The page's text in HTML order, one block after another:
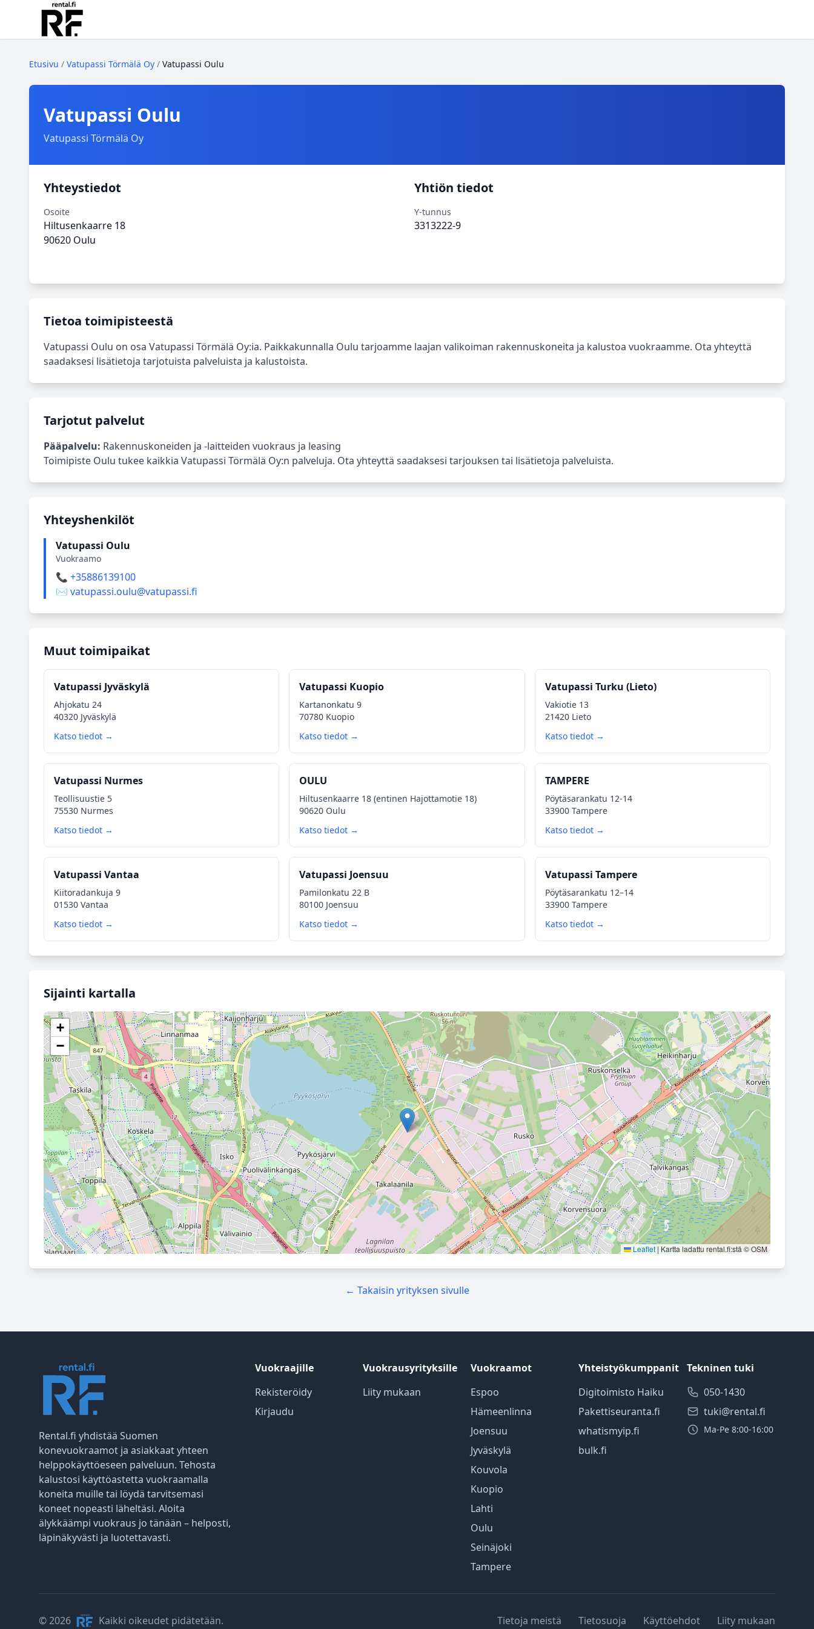
Etusivu / Vatupassi Törmälä Oy / Vatupassi Oulu
Vatupassi Oulu
Vatupassi Törmälä Oy
Yhteystiedot
Osoite
Hiltusenkaarre 18
90620 Oulu
Yhtiön tiedot
Y-tunnus
3313222-9
Tietoa toimipisteestä
Vatupassi Oulu on osa Vatupassi Törmälä Oy:ia. Paikkakunnalla Oulu tarjoamme laajan valikoiman rakennuskoneita ja kalustoa vuokraamme. Ota yhteyttä
saadaksesi lisätietoja tarjotuista palveluista ja kalustoista.
Tarjotut palvelut
Pääpalvelu: Rakennuskoneiden ja -laitteiden vuokraus ja leasing
Toimipiste Oulu tukee kaikkia Vatupassi Törmälä Oy:n palveluja. Ota yhteyttä saadaksesi tarjouksen tai lisätietoja palveluista.
Yhteyshenkilöt
Vatupassi Oulu
Vuokraamo
📞 +35886139100
✉️ vatupassi.oulu@vatupassi.fi
Muut toimipaikat
Vatupassi Jyväskylä
Ahjokatu 24
40320 Jyväskylä
Katso tiedot →
Vatupassi Kuopio
Kartanonkatu 9
70780 Kuopio
Katso tiedot →
Vatupassi Turku (Lieto)
Vakiotie 13
21420 Lieto
Katso tiedot →
Vatupassi Nurmes
Teollisuustie 5
75530 Nurmes
Katso tiedot →
OULU
Hiltusenkaarre 18 (entinen Hajottamotie 18)
90620 Oulu
Katso tiedot →
TAMPERE
Pöytäsarankatu 12-14
33900 Tampere
Katso tiedot →
Vatupassi Vantaa
Kiitoradankuja 9
01530 Vantaa
Katso tiedot →
Vatupassi Joensuu
Pamilonkatu 22 B
80100 Joensuu
Katso tiedot →
Vatupassi Tampere
Pöytäsarankatu 12–14
33900 Tampere
Katso tiedot →
Sijainti kartalla
+
−
Leaflet | Kartta ladattu rental.fi:stä © OSM
← Takaisin yrityksen sivulle
Rental.fi yhdistää Suomen
konevuokraamot ja asiakkaat yhteen
helppokäyttöeseen palveluun. Tehosta
kalustosi käyttöastetta vuokraamalla
koneita muille tai löydä tarvitsemasi
koneet nopeasti läheltäsi. Aloita
älykkäämpi vuokraus jo tänään – helposti,
läpinäkyvästi ja luotettavasti.
Vuokraajille
Rekisteröidy
Kirjaudu
Vuokrausyrityksille
Liity mukaan
Vuokraamot
Espoo
Hämeenlinna
Joensuu
Jyväskylä
Kouvola
Kuopio
Lahti
Oulu
Seinäjoki
Tampere
Yhteistyökumppanit
Digitoimisto Haiku
Pakettiseuranta.fi
whatismyip.fi
bulk.fi
Tekninen tuki
050-1430
tuki@rental.fi
Ma-Pe 8:00-16:00
© 2026 Kaikki oikeudet pidätetään. Tietoja meistä Tietosuoja Käyttöehdot Liity mukaan